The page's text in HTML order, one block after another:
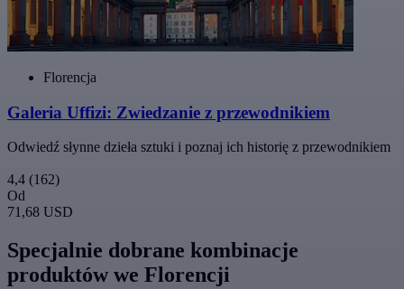
Florencja
Galeria Uffizi: Zwiedzanie z przewodnikiem
Odwiedź słynne dzieła sztuki i poznaj ich historię z przewodnikiem
4,4 (162)
Od
71,68 USD
Specjalnie dobrane kombinacje
produktów we Florencji